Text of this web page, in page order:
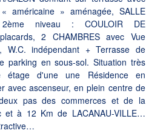
américaine » aménagée, SALLE
niveau : COULOIR DE
2 CHAMBRES avec Vue
W.C. indépendant + Terrasse de
parking en sous-sol. Situation très
d'une une Résidence en
avec ascenseur, en plein centre de
pas des commerces et de la
à 12 Km de LACANAU-VILLE…